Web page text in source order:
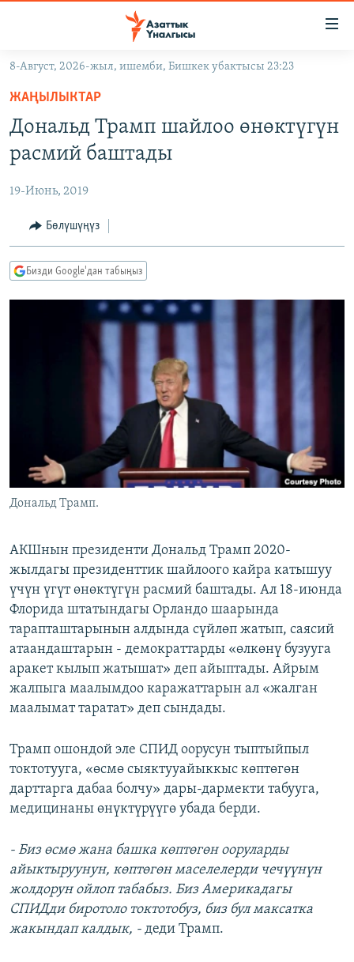
Навигацияга
өтүңүз
Издөөгө
салыңыз
ЭКОНОМИКА
МАДАНИЯТ
ДҮЙНӨ
БОРБОР АЗИЯ
УКРАИНА
АТАЙЫН ИЛИКТӨӨ
ТВ ПРОГРАММАЛАР
ЭКСПЕРТТЕР ТАЛДАЙТ
БИЗ ЖАНА ДҮЙНӨ
ЭЖЕ-СИҢДИЛЕР
ЫҢГАЙСЫЗ СУРООЛОР
ӨЗГӨЧӨ ПИКИР
ЭЕ/АРнун бардык сайттары
8-Август, 2026-жыл, ишемби, Бишкек убактысы 23:23
ЖАҢЫЛЫКТАР
Дональд Трамп шайлоо өнөктүгүн
расмий баштады
19-Июнь, 2019
Бөлүшүңүз
Бизди Google'дан табыңыз
Дональд Трамп.
АКШнын президенти Дональд Трамп 2020-
жылдагы президенттик шайлоого кайра катышуу
үчүн үгүт өнөктүгүн расмий баштады. Ал 18-июнда
Флорида штатындагы Орландо шаарында
тарапташтарынын алдында сүйлөп жатып, саясий
атаандаштарын - демократтарды «өлкөнү бузууга
аракет кылып жатышат» деп айыптады. Айрым
жалпыга маалымдоо каражаттарын ал «жалган
маалымат таратат» деп сындады.
Трамп ошондой эле СПИД оорусун тыптыйпыл
токтотууга, «өсмө сыяктууайыккыс көптөгөн
дарттарга дабаа болчу» дары-дармекти табууга,
медицинаны өнүктүрүүгө убада берди.
- Биз өсмө жана башка көптөгөн ооруларды
айыктыруунун, көптөгөн маселелерди чечүүнүн
жолдорун ойлоп табабыз. Биз Америкадагы
СПИДди биротоло токтотобуз, биз бул максатка
жакындап калдык, - деди Трамп.